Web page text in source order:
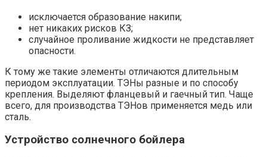
исключается образование накипи;
нет никаких рисков КЗ;
случайное проливание жидкости не представляет
опасности.
К тому же такие элементы отличаются длительным
периодом эксплуатации. ТЭНы разные и по способу
крепления. Выделяют фланцевый и гаечный тип. Чаще
всего, для производства ТЭНов применяется медь или
сталь.
Устройство солнечного бойлера